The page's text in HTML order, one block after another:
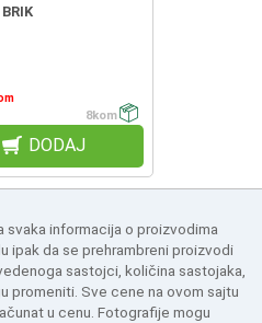
8kom
DODAJ
svaka informacija o proizvodima
ipak da se prehrambreni proizvodi
sastojci, količina sastojaka,
promeniti. Sve cene na ovom sajtu
u cenu. Fotografije mogu